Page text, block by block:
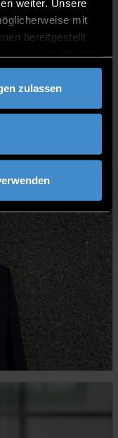
weiter. Unsere
mit
bereitgestellt
zulassen